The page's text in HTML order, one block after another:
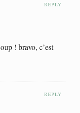
REPLY
! bravo, c’est
REPLY